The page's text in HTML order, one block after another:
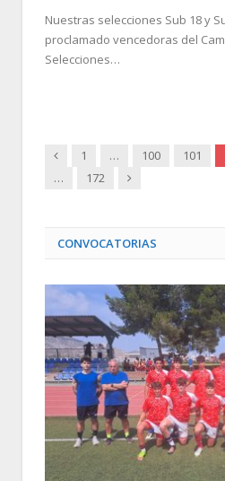
Nuestras selecciones Sub 18 y
proclamado vencedoras del
Selecciones…
Anterior
1 … 100 101
…
172 Siguiente
CONVOCATORIAS